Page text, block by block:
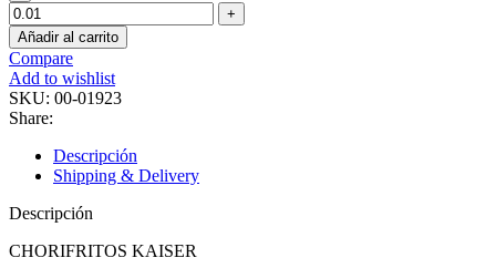
Añadir al carrito
Compare
Add to wishlist
SKU: 00-01923
Share:
Descripción
Shipping & Delivery
Descripción
CHORIFRITOS KAISER